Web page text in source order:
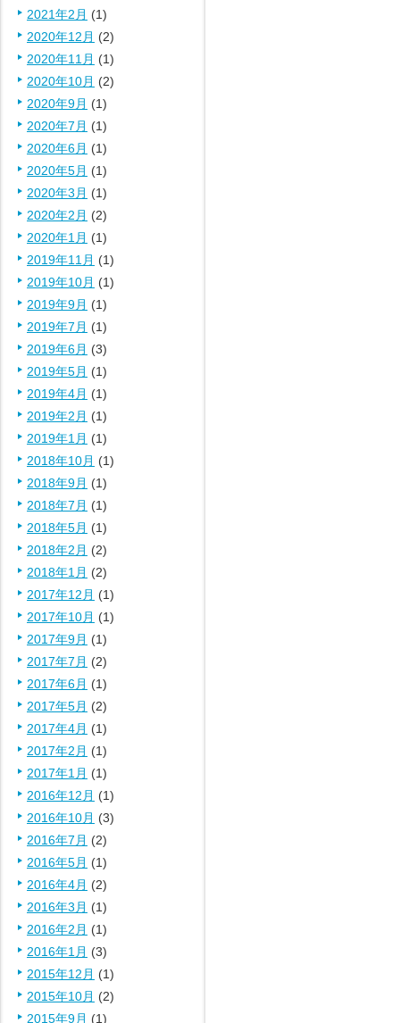
2021年2月 (1)
2020年12月 (2)
2020年11月 (1)
2020年10月 (2)
2020年9月 (1)
2020年7月 (1)
2020年6月 (1)
2020年5月 (1)
2020年3月 (1)
2020年2月 (2)
2020年1月 (1)
2019年11月 (1)
2019年10月 (1)
2019年9月 (1)
2019年7月 (1)
2019年6月 (3)
2019年5月 (1)
2019年4月 (1)
2019年2月 (1)
2019年1月 (1)
2018年10月 (1)
2018年9月 (1)
2018年7月 (1)
2018年5月 (1)
2018年2月 (2)
2018年1月 (2)
2017年12月 (1)
2017年10月 (1)
2017年9月 (1)
2017年7月 (2)
2017年6月 (1)
2017年5月 (2)
2017年4月 (1)
2017年2月 (1)
2017年1月 (1)
2016年12月 (1)
2016年10月 (3)
2016年7月 (2)
2016年5月 (1)
2016年4月 (2)
2016年3月 (1)
2016年2月 (1)
2016年1月 (3)
2015年12月 (1)
2015年10月 (2)
2015年9月 (1)